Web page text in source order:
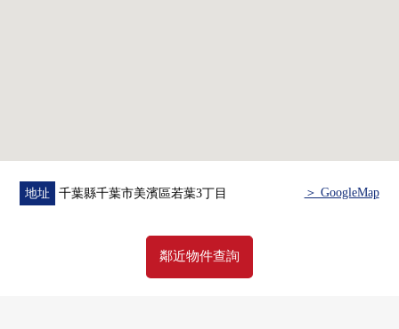
・在廚房，有垃圾處理器、食器洗淨乾燥機
・出現放平板電腦的顯示器餐具室
・盥洗台用1具櫃台盤子型衛生
・嵌入式衣櫃(約1.0張塌塌米)
走入式鞋櫃(約1.2張塌塌米)豐富的收藏
地址 千葉縣千葉市美濱區若葉3丁目 ＞ GoogleMap
鄰近物件查詢